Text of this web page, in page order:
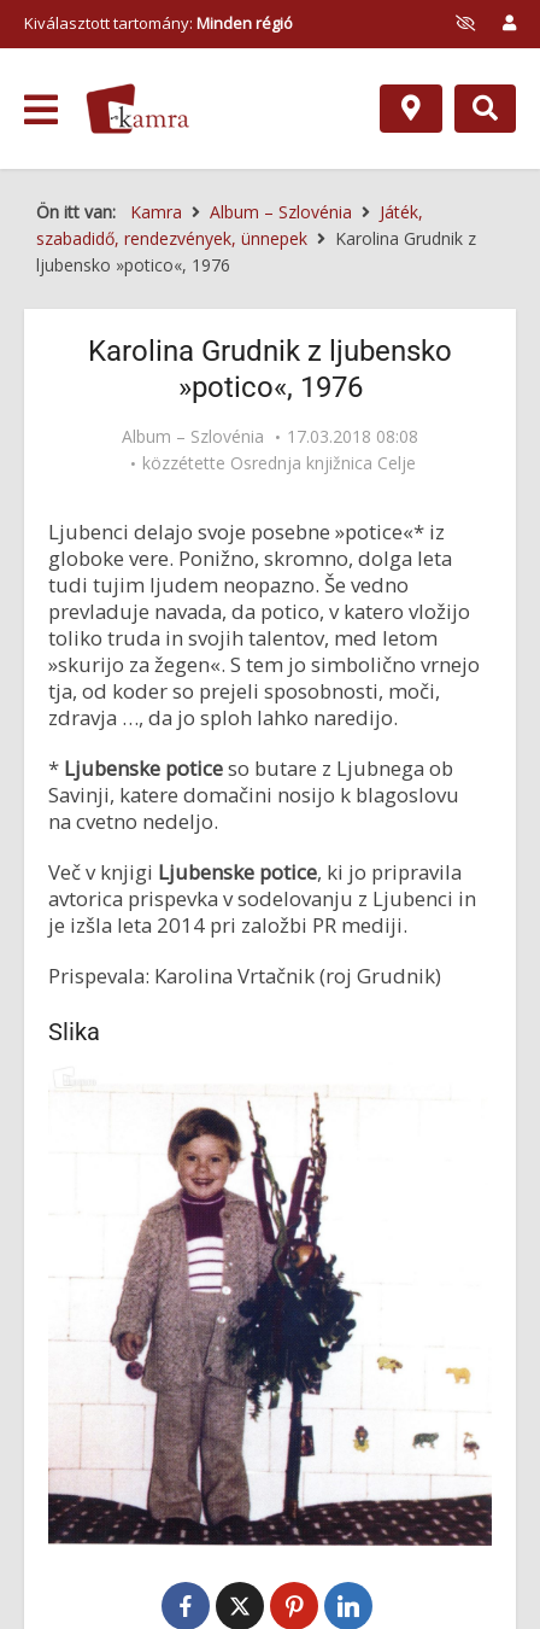
Kiválasztott tartomány: Minden régió
Ön itt van: Kamra Album – Szlovénia
Játék,
szabadidő, rendezvények, ünnepek
Karolina Grudnik z
ljubensko »potico«, 1976
Karolina Grudnik z ljubensko
»potico«, 1976
Album – Szlovénia
17.03.2018 08:08
közzétette Osrednja knjižnica Celje
Ljubenci delajo svoje posebne »potice«* iz
globoke vere. Ponižno, skromno, dolga leta
tudi tujim ljudem neopazno. Še vedno
prevladuje navada, da potico, v katero vložijo
toliko truda in svojih talentov, med letom
»skurijo za žegen«. S tem jo simbolično vrnejo
tja, od koder so prejeli sposobnosti, moči,
zdravja …, da jo sploh lahko naredijo.
* Ljubenske poticeso butare z Ljubnega ob
Savinji, katere domačini nosijo k blagoslovu
na cvetno nedeljo.
Več v knjigi Ljubenske potice, ki jo pripravila
avtorica prispevka v sodelovanju z Ljubenci in
je izšla leta 2014 pri založbi PR mediji.
Prispevala: Karolina Vrtačnik (roj Grudnik)
Slika